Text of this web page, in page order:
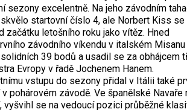
sezony excelentně. Na jeho závodním
startovní číslo 4, ale Norbert Kiss se
začátku letošního roku jako vítěz. Hned
závodního víkendu v italském Misanu
39 bodů a usadil se za obhájcem
Evropy v řadě Jochenem Hanem.
vstupu do sezony přidal v Itálii také
pohárovém závodě. Ve španělské Navaře
vyšvihl se na vedoucí pozici průběžné